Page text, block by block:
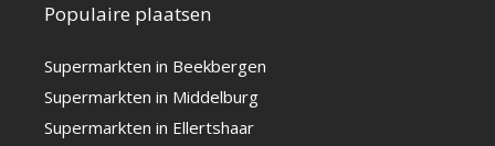
Populaire plaatsen
Supermarkten in Beekbergen
Supermarkten in Middelburg
Supermarkten in Ellertshaar